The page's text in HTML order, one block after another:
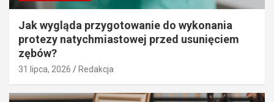
Jak wygląda przygotowanie do wykonania
protezy natychmiastowej przed usunięciem
zębów?
31 lipca, 2026 Redakcja